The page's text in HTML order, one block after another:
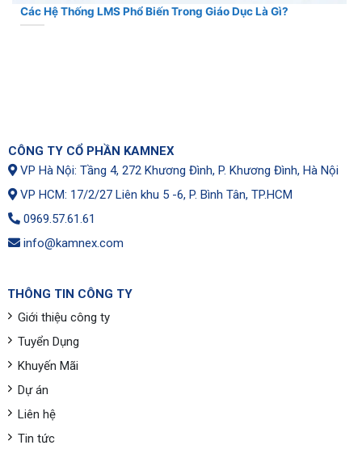
Các Hệ Thống LMS Phổ Biến Trong Giáo Dục Là Gì?
CÔNG TY CỔ PHẦN KAMNEX
VP Hà Nội: Tầng 4, 272 Khương Đình, P. Khương Đình, Hà Nội
VP HCM: 17/2/27 Liên khu 5 -6, P. Bình Tân, TP.HCM
0969.57.61.61
info@kamnex.com
THÔNG TIN CÔNG TY
Giới thiệu công ty
Tuyển Dụng
Khuyến Mãi
Dự án
Liên hệ
Tin tức